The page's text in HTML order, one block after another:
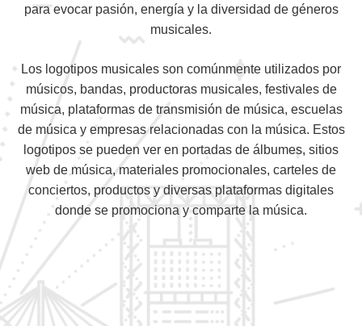
para evocar pasión, energía y la diversidad de géneros
musicales.
Los logotipos musicales son comúnmente utilizados por
músicos, bandas, productoras musicales, festivales de
música, plataformas de transmisión de música, escuelas
de música y empresas relacionadas con la música. Estos
logotipos se pueden ver en portadas de álbumes, sitios
web de música, materiales promocionales, carteles de
conciertos, productos y diversas plataformas digitales
donde se promociona y comparte la música.